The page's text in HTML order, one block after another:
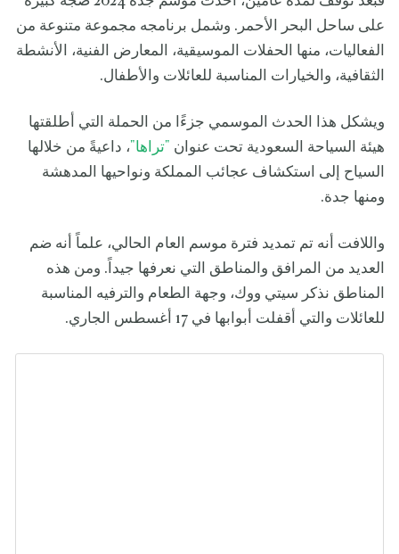
على ساحل البحر الأحمر. وشمل برنامجه مجموعة متنوعة من
الفعاليات، منها الحفلات الموسيقية، المعارض الفنية، الأنشطة
الثقافية، والخيارات المناسبة للعائلات والأطفال.
ويشكل هذا الحدث الموسمي جزءًا من الحملة التي أطلقتها
هيئة السياحة السعودية تحت عنوان "تراها"، داعيةً من خلالها
السياح إلى استكشاف عجائب المملكة ونواحيها المدهشة
ومنها جدة.
واللافت أنه تم تمديد فترة موسم العام الحالي، علماً أنه ضم
العديد من المرافق والمناطق التي نعرفها جيداً. ومن هذه
المناطق نذكر سيتي ووك، وجهة الطعام والترفيه المناسبة
للعائلات والتي أقفلت أبوابها في 17 أغسطس الجاري.